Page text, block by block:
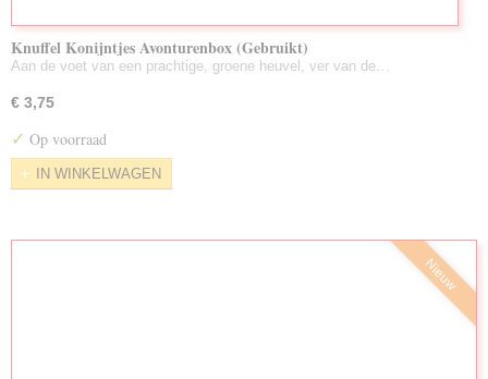
Knuffel Konijntjes Avonturenbox (Gebruikt)
Aan de voet van een prachtige, groene heuvel, ver van de…
€ 3,75
✓ Op voorraad
IN WINKELWAGEN
Nieuw